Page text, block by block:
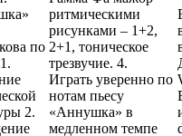
по
2.
ритмическими
рисунками – 1+2,
2+1, тоническое
трезвучие. 4.
Играть уверенно по
нотам пьесу
«Аннушка» в
медленном темпе